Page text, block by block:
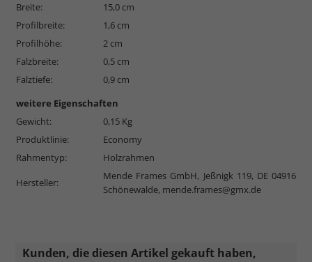
Breite:
15,0 cm
Profilbreite:
1,6 cm
Profilhöhe:
2 cm
Falzbreite:
0,5 cm
Falztiefe:
0,9 cm
weitere Eigenschaften
Gewicht:
0,15 Kg
Produktlinie:
Economy
Rahmentyp:
Holzrahmen
Hersteller:
Mende Frames GmbH, Jeßnigk 119, DE 04916
Schönewalde, mende.frames@gmx.de
Kunden, die diesen Artikel gekauft haben,